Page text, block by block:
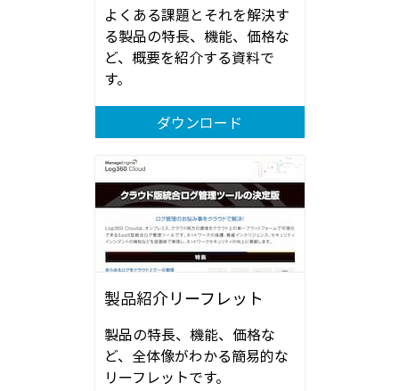
よくある課題とそれを解決す
る製品の特長、機能、価格な
ど、概要を紹介する資料で
す。
ダウンロード
製品紹介リーフレット
製品の特長、機能、価格な
ど、全体像がわかる簡易的な
リーフレットです。